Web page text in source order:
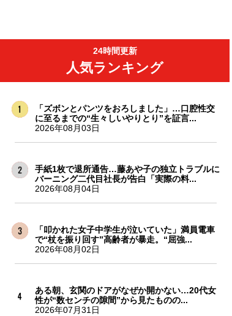
24時間更新
人気ランキング
「ズボンとパンツをおろしました」…口腔性交
に至るまでの“生々しいやりとり”を証言...
2026年08月03日
手紙1枚で退所通告…藤あや子の独立トラブルに
バーニング二代目社長が告白「実際の料...
2026年08月04日
「叩かれた女子中学生が泣いていた」満員電車
で“杖を振り回す”高齢者が暴走。“屈強...
2026年08月02日
ある朝、玄関のドアがなぜか開かない…20代女
性が“数センチの隙間”から見たものの...
2026年07月31日